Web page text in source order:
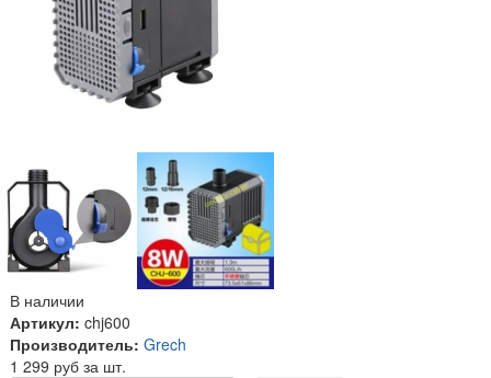
В наличии
Артикул: chj600
Производитель: Grech
1 299 руб за шт.